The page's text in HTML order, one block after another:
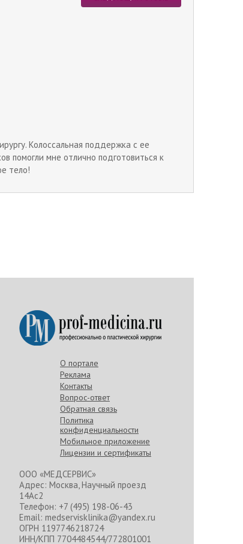
Колоссальная поддержка с ее
помогли мне отлично подготовиться к
тело!
О портале
Реклама
Контакты
Вопрос-ответ
Обратная связь
Политика
конфиденциальности
Мобильное приложение
Лицензии и сертификаты
ООО «МЕДСЕРВИС»
Адрес: Москва, Научный проезд
14Ас2
Телефон: +7 (495) 198-06-43
Email: medservisklinika@yandex.ru
ОГРН 1197746218724
ИНН/КПП 7704484544/772801001